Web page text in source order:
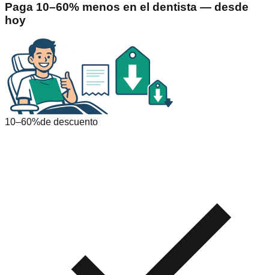
Paga 10–60% menos en el dentista — desde
hoy
10–60%de descuento